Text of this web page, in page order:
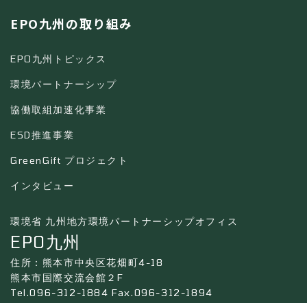
EPO九州の取り組み
EPO九州トピックス
環境パートナーシップ
協働取組加速化事業
ESD推進事業
GreenGift プロジェクト
インタビュー
環境省 九州地方環境パートナーシップオフィス
EPO九州
住所：熊本市中央区花畑町4-18
熊本市国際交流会館２F
Tel.096-312-1884 Fax.096-312-1894